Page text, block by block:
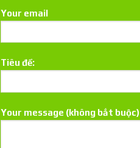
Your email
Tiêu đề:
Your message (không bắt buộc)